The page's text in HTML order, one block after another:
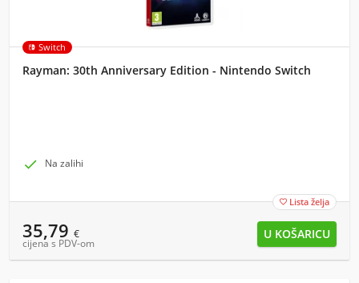
Switch
Rayman: 30th Anniversary Edition - Nintendo Switch
 Na zalihi
 Lista želja
35,79 €
cijena s PDV-om